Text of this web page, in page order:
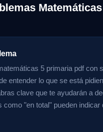
5 primaria pdf con
entender lo que se está
clave que te ayudarán a
"en total" pueden